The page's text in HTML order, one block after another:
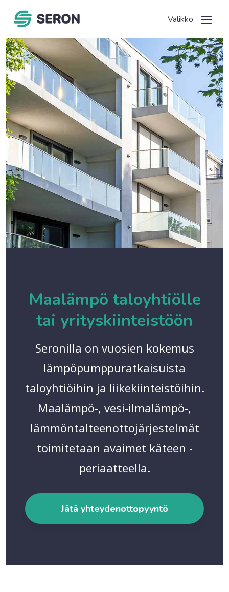
Maalämpö taloyhtiölle
tai yrityskiinteistöön
Seronilla on vuosien kokemus
lämpöpumppuratkaisuista
taloyhtiöihin ja liikekiinteistöihin.
Maalämpö-, vesi-ilmalämpö-,
lämmöntalteenottojärjestelmät
toimitetaan avaimet käteen -
periaatteella.
Jätä yhteydenottopyyntö